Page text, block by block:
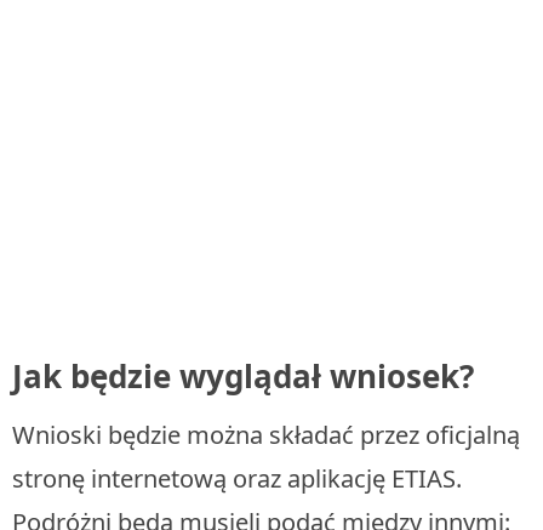
Jak będzie wyglądał wniosek?
Wnioski będzie można składać przez oficjalną
stronę internetową oraz aplikację ETIAS.
Podróżni będą musieli podać między innymi: